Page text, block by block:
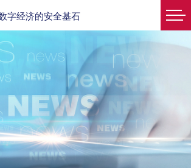
字经济的安全基石